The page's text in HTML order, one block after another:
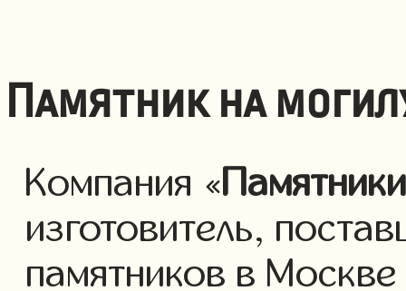
Памятник на
Компания «Памятники
изготовитель,
памятников в